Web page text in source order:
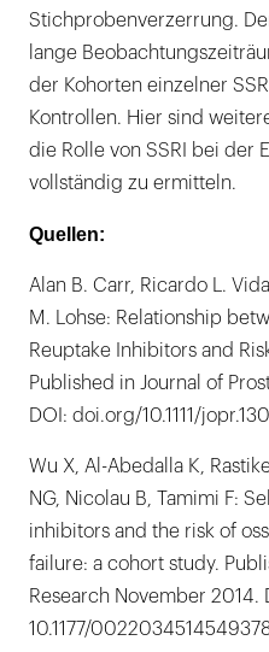
Stichprobenverzerrung.
lange
der Kohorten einzelner
Kontrollen. Hier sind
die Rolle von SSRI bei der
vollständig zu ermitteln.
Quellen:
Alan B. Carr, Ricardo L.
M. Lohse: Relationship
Reuptake Inhibitors and
Published in Journal of
DOI: doi.org/10.1111/
Wu X, Al-Abedalla K,
NG, Nicolau B, Tamimi F:
inhibitors and the risk of
failure: a cohort study.
Research November 2014.
10.1177/